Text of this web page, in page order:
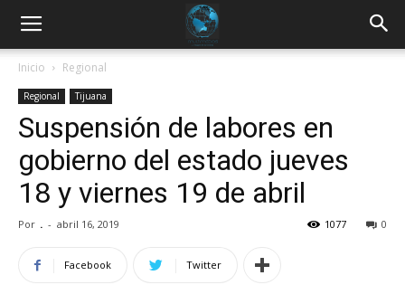
Inicio Regional
Regional Tijuana
Suspensión de labores en
gobierno del estado jueves
18 y viernes 19 de abril
Por . - abril 16, 2019 0
1077
Facebook Twitter